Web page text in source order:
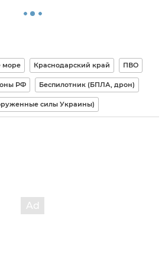
море Краснодарский край ПВО
РФ Беспилотник (БПЛА, дрон)
силы Украины)